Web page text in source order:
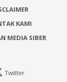
KAMI
MEDIA SIBER
Twitter